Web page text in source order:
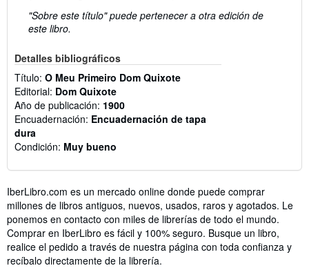
"Sobre este título" puede pertenecer a otra edición de
este libro.
Detalles bibliográficos
Título: O Meu Primeiro Dom Quixote
Editorial: Dom Quixote
Año de publicación: 1900
Encuadernación: Encuadernación de tapa
dura
Condición: Muy bueno
IberLibro.com es un mercado online donde puede comprar
millones de libros antiguos, nuevos, usados, raros y agotados. Le
ponemos en contacto con miles de librerías de todo el mundo.
Comprar en IberLibro es fácil y 100% seguro. Busque un libro,
realice el pedido a través de nuestra página con toda confianza y
recíbalo directamente de la librería.